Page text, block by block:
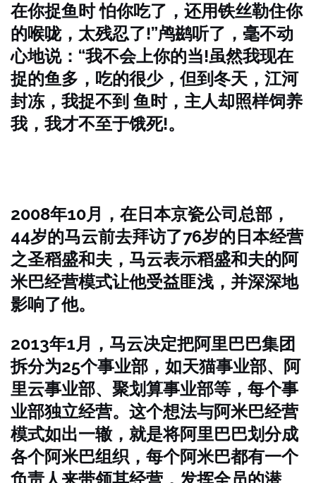
在你捉鱼时 怕你吃了，还用铁丝勒住你
的喉咙，太残忍了!”鸬鹚听了，毫不动
心地说：“我不会上你的当!虽然我现在
捉的鱼多，吃的很少，但到冬天，江河
封冻，我捉不到 鱼时，主人却照样饲养
我，我才不至于饿死!。
2008年10月，在日本京瓷公司总部，
44岁的马云前去拜访了76岁的日本经营
之圣稻盛和夫，马云表示稻盛和夫的阿
米巴经营模式让他受益匪浅，并深深地
影响了他。
2013年1月，马云决定把阿里巴巴集团
拆分为25个事业部，如天猫事业部、阿
里云事业部、聚划算事业部等，每个事
业部独立经营。这个想法与阿米巴经营
模式如出一辙，就是将阿里巴巴划分成
各个阿米巴组织，每个阿米巴都有一个